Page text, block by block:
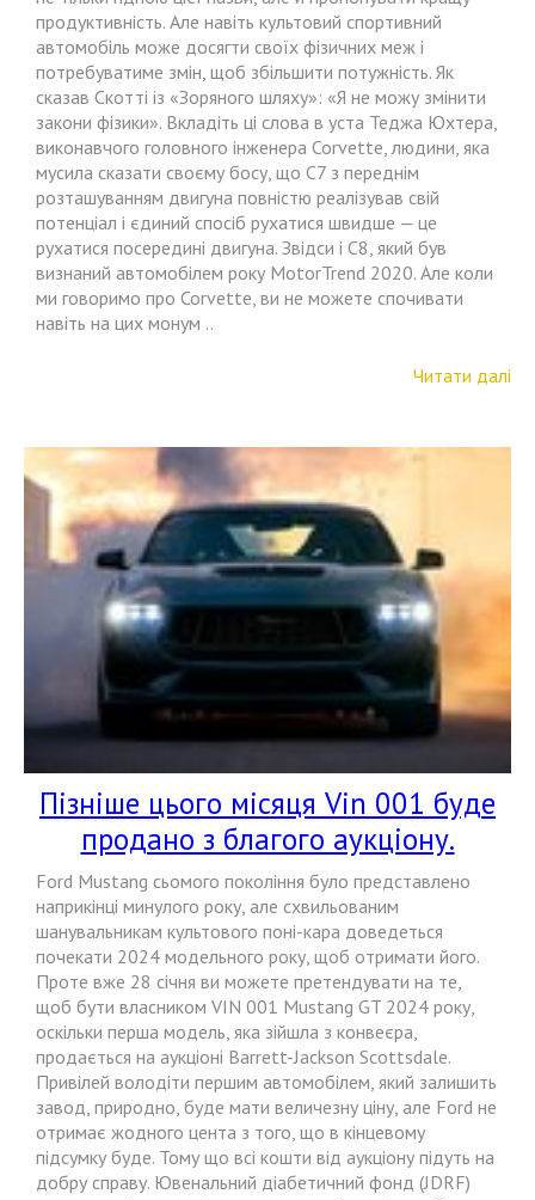
продуктивність. Але навіть культовий спортивний
автомобіль може досягти своїх фізичних меж і
потребуватиме змін, щоб збільшити потужність. Як
сказав Скотті із «Зоряного шляху»: «Я не можу змінити
закони фізики». Вкладіть ці слова в уста Теджа Юхтера,
виконавчого головного інженера Corvette, людини, яка
мусила сказати своєму босу, ​​що C7 з переднім
розташуванням двигуна повністю реалізував свій
потенціал і єдиний спосіб рухатися швидше — це
рухатися посередині двигуна. Звідси і C8, який був
визнаний автомобілем року MotorTrend 2020. Але коли
ми говоримо про Corvette, ви не можете спочивати
навіть на цих монум ..
Читати далі
Пізніше цього місяця Vin 001 буде
продано з благого аукціону.
Ford Mustang сьомого покоління було представлено
наприкінці минулого року, але схвильованим
шанувальникам культового поні-кара доведеться
почекати 2024 модельного року, щоб отримати його.
Проте вже 28 січня ви можете претендувати на те,
щоб бути власником VIN 001 Mustang GT 2024 року,
оскільки перша модель, яка зійшла з конвеєра,
продається на аукціоні Barrett-Jackson Scottsdale.
Привілей володіти першим автомобілем, який залишить
завод, природно, буде мати величезну ціну, але Ford не
отримає жодного цента з того, що в кінцевому
підсумку буде. Тому що всі кошти від аукціону підуть на
добру справу. Ювенальний діабетичний фонд (JDRF)